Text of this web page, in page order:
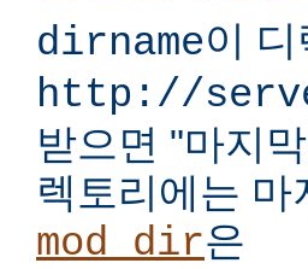
dirname이
http://
받으면 "마지
렉토리에는
mod_dir은